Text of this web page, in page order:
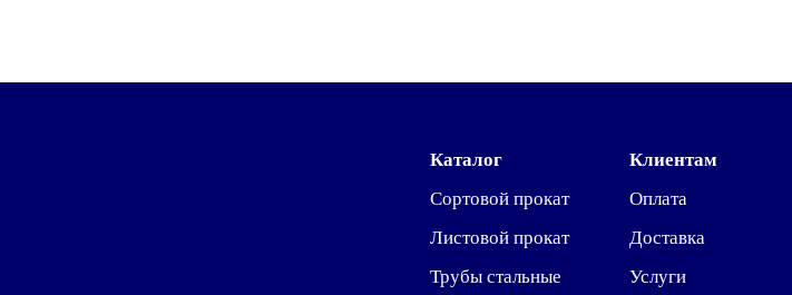
Каталог
Сортовой прокат
Листовой прокат
Трубы стальные
Клиентам
Оплата
Доставка
Услуги